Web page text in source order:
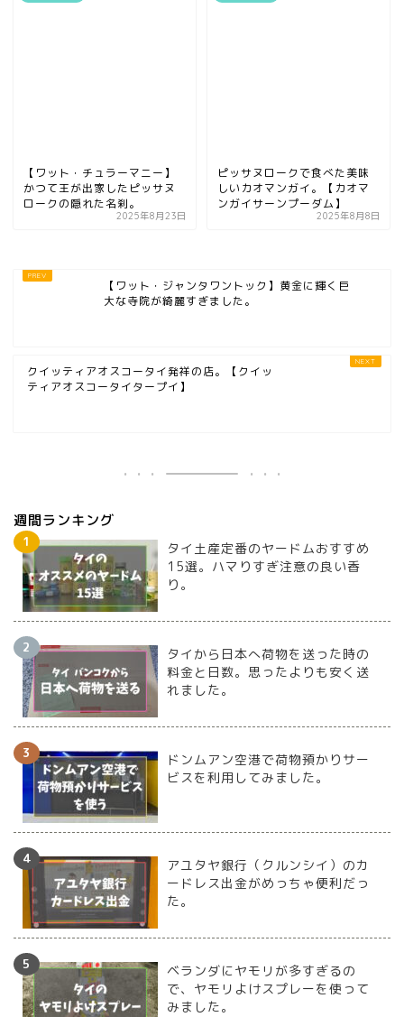
【ワット・チュラーマニー】
かつて王が出家したピッサヌ
ロークの隠れた名刹。
2025年8月23日
ピッサヌロークで食べた美味
しいカオマンガイ。【カオマ
ンガイサーンプーダム】
2025年8月8日
【ワット・ジャンタワントック】黄金に輝く巨
大な寺院が綺麗すぎました。
クイッティアオスコータイ発祥の店。【クイッ
ティアオスコータイタープイ】
週間ランキング
タイ土産定番のヤードムおすすめ
15選。ハマりすぎ注意の良い香
り。
タイから日本へ荷物を送った時の
料金と日数。思ったよりも安く送
れました。
ドンムアン空港で荷物預かりサー
ビスを利用してみました。
アユタヤ銀行（クルンシイ）のカ
ードレス出金がめっちゃ便利だっ
た。
ベランダにヤモリが多すぎるの
で、ヤモリよけスプレーを使って
みました。